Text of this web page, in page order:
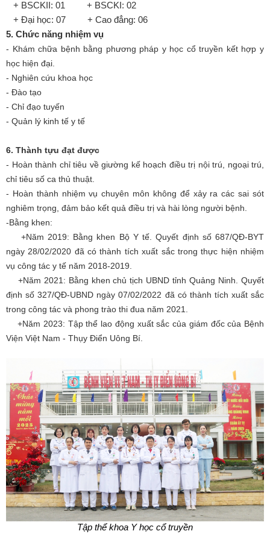
+ BSCKII: 01 + BSCKI: 02
+ Đại học: 07 + Cao đẳng: 06
5. Chức năng nhiệm vụ
- Khám chữa bệnh bằng phương pháp y học cổ truyền kết hợp y
học hiện đại.
- Nghiên cứu khoa học
- Đào tạo
- Chỉ đạo tuyến
- Quản lý kinh tế y tế
6. Thành tựu đạt được
- Hoàn thành chỉ tiêu về giường kế hoạch điều trị nội trú, ngoại trú,
chỉ tiêu số ca thủ thuật.
- Hoàn thành nhiệm vụ chuyên môn không để xảy ra các sai sót
nghiêm trọng, đảm bảo kết quả điều trị và hài lòng người bệnh.
-Bằng khen:
+Năm 2019: Bằng khen Bộ Y tế. Quyết định số 687/QĐ-BYT
ngày 28/02/2020 đã có thành tích xuất sắc trong thực hiện nhiệm
vụ công tác y tế năm 2018-2019.
+Năm 2021: Bằng khen chủ tịch UBND tỉnh Quảng Ninh. Quyết
định số 327/QĐ-UBND ngày 07/02/2022 đã có thành tích xuất sắc
trong công tác và phong trào thi đua năm 2021.
+Năm 2023: Tập thể lao động xuất sắc của giám đốc của Bệnh
Viện Việt Nam - Thụy Điển Uông Bí.
Tập thể khoa Y học cổ truyền